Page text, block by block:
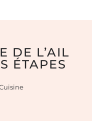
DE L’AIL
ÉTAPES